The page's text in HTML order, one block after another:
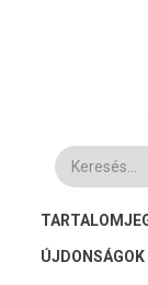
Keresés
FŐ
ÚJDONSÁGOK